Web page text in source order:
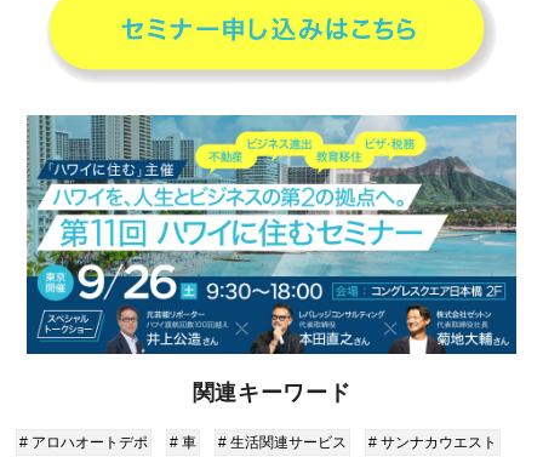
関連キーワード
# アロハオートデポ # 車 # 生活関連サービス # サンナカウエスト